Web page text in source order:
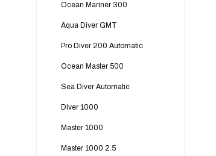
Ocean Mariner 300
Aqua Diver GMT
Pro Diver 200 Automatic
Ocean Master 500
Sea Diver Automatic
Diver 1000
Master 1000
Master 1000 2.5